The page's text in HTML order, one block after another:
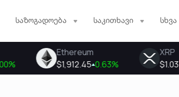
საზოგადოება საკითხავი სხვა